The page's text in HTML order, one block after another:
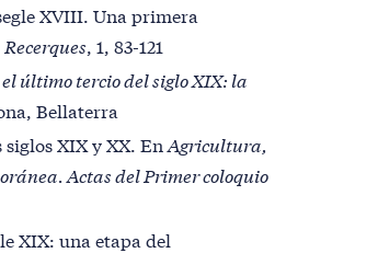
XVIII. Una primera
Recerques , 1, 83-121
último tercio del siglo XIX: la
Bellaterra
XIX y XX. En Agricultura,
Actas del Primer coloquio
XIX: una etapa del